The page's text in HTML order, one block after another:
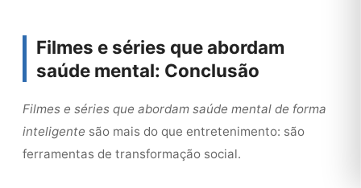
Filmes e séries que abordam
saúde mental: Conclusão
Filmes e séries que abordam saúde mental de forma
inteligente são mais do que entretenimento: são
ferramentas de transformação social.